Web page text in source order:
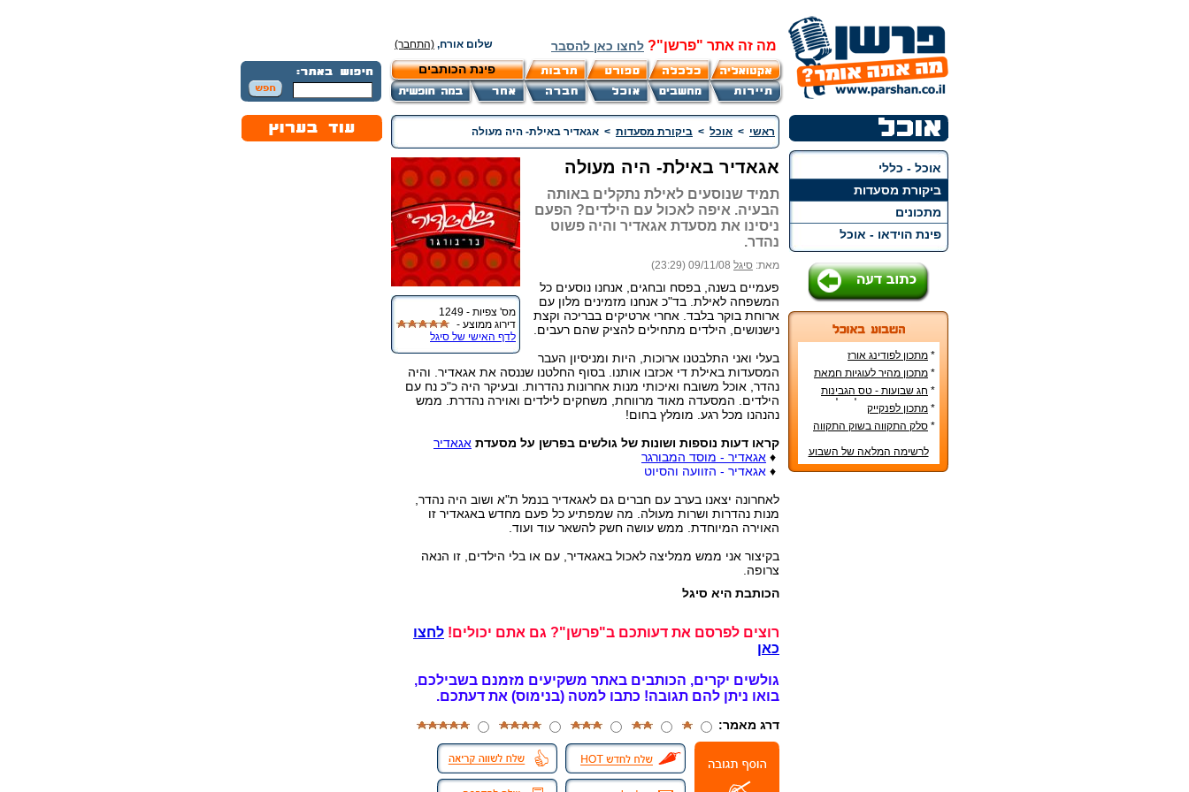
מה זה אתר "פרשן"? לחצו כאן להסבר שלום אורח, (התחבר)
פינת הכותבים
אוכל - כללי
ביקורת מסעדות
מתכונים
פינת הוידאו - אוכל
* מתכון לפודינג אורז
* מתכון מהיר לעוגיות חמאת
בוטנים
* חג שבועות - טס הגבינות
טס בטרם הונח על שולחן
החג
* מתכון לפנקייק
* סלק התקווה בשוק התקווה
לרשימה המלאה של השבוע
ראשי > אוכל > ביקורת מסעדות > אגאדיר באילת- היה מעולה
מס' צפיות - 1249
דירוג ממוצע -
לדף האישי של סיגל
אגאדיר באילת- היה מעולה
תמיד שנוסעים לאילת נתקלים באותה
הבעיה. איפה לאכול עם הילדים? הפעם
ניסינו את מסעדת אגאדיר והיה פשוט
נהדר.
מאת: סיגל 09/11/08 (23:29)
פעמיים בשנה, בפסח ובחגים, אנחנו נוסעים כל
המשפחה לאילת. בד"כ אנחנו מזמינים מלון עם
ארוחת בוקר בלבד. אחרי ארטיקים בבריכה וקצת
נישנושים, הילדים מתחילים להציק שהם רעבים.
בעלי ואני התלבטנו ארוכות, היות ומניסיון העבר
המסעדות באילת די אכזבו אותנו. בסוף החלטנו שננסה את אגאדיר. והיה
נהדר, אוכל משובח ואיכותי מנות אחרונות נהדרות. ובעיקר היה כ"כ נח עם
הילדים. המסעדה מאוד מרווחת, משחקים לילדים ואוירה נהדרת. ממש
נהנהנו מכל רגע. מומלץ בחום!
קראו דעות נוספות ושונות של גולשים בפרשן על מסעדת אגאדיר
♦ אגאדיר - מוסד המבורגר
♦ אגאדיר - הזוועה והסיוט
לאחרונה יצאנו בערב עם חברים גם לאגאדיר בנמל ת"א ושוב היה נהדר,
מנות נהדרות ושרות מעולה. מה שמפתיע כל פעם מחדש באגאדיר זו
האוירה המיוחדת. ממש עושה חשק להשאר עוד ועוד.
בקיצור אני ממש ממליצה לאכול באגאדיר, עם או בלי הילדים, זו הנאה
צרופה.
הכותבת היא סיגל
רוצים לפרסם את דעותכם ב"פרשן"? גם אתם יכולים! לחצו
כאן
גולשים יקרים, הכותבים באתר משקיעים מזמנם בשבילכם,
בואו ניתן להם תגובה! כתבו למטה (בנימוס) את דעתכם.
דרג מאמר: